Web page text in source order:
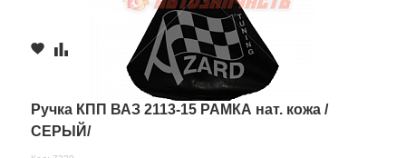
Ручка КПП ВАЗ 2113-15 РАМКА нат. кожа /
СЕРЫЙ/